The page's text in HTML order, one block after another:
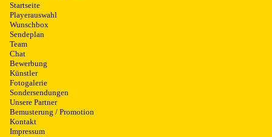
Startseite
Playerauswahl
Wunschbox
Sendeplan
Team
Chat
Bewerbung
Künstler
Fotogalerie
Sondersendungen
Unsere Partner
Bemusterung / Promotion
Kontakt
Impressum